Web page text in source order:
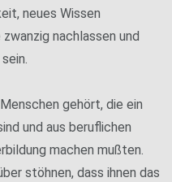
neues Wissen
nachlassen und
gehört, die ein
und aus beruflichen
machen mußten.
stöhnen, dass ihnen das